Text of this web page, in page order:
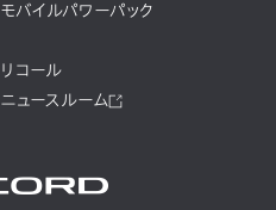
モバイルパワーパック
リコール
ニュースルーム